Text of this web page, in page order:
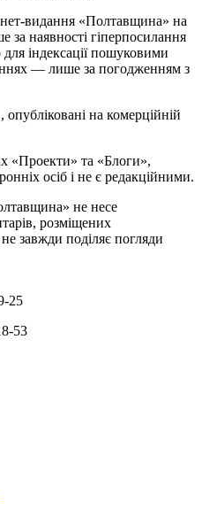
видання «Полтавщина» на
за наявності гіперпосилання
для індексації пошуковими
— лише за погодженням з
, опубліковані на комерційній
«Проекти» та «Блоги»,
осіб і не є редакційними.
не несе
розміщених
завжди поділяє погляди
25
53